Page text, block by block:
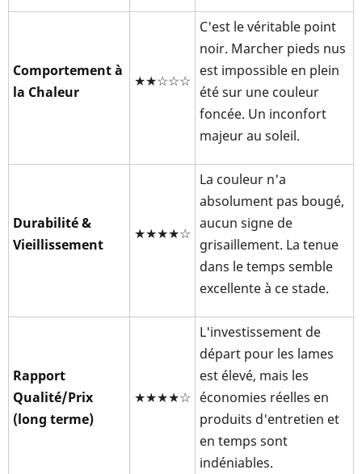
Comportement à
la Chaleur
★★☆☆☆
C'est le véritable point
noir. Marcher pieds nus
est impossible en plein
été sur une couleur
foncée. Un inconfort
majeur au soleil.
Durabilité &
Vieillissement
★★★★☆
La couleur n'a
absolument pas bougé,
aucun signe de
grisaillement. La tenue
dans le temps semble
excellente à ce stade.
Rapport
Qualité/Prix
(long terme)
★★★★☆
L'investissement de
départ pour les lames
est élevé, mais les
économies réelles en
produits d'entretien et
en temps sont
indéniables.